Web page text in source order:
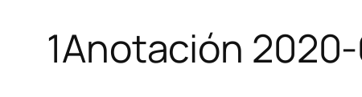
1Anotación